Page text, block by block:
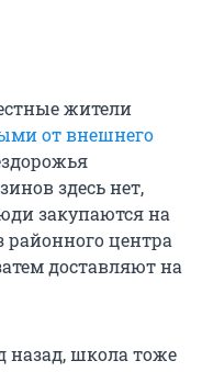
жители
от внешнего
здесь нет,
закупаются на
центра
доставляют на
назад, школа тоже